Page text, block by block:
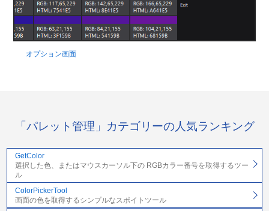
オプション画面
「パレット管理」カテゴリーの人気ランキング
GetColor
選択した色、またはマウスカーソル下の RGBカラー番号を取得するツー
ル
ColorPickerTool
画面の色を取得するシンプルなスポイトツール